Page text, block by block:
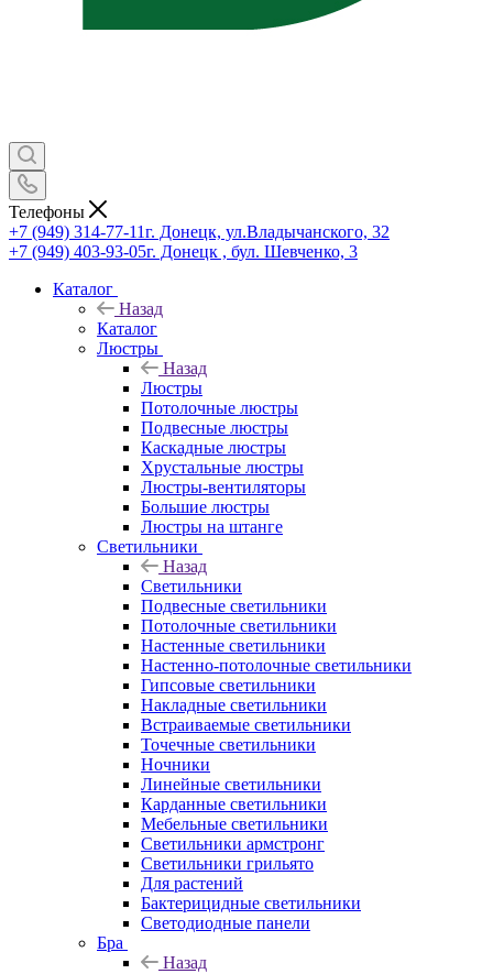
Телефоны
+7 (949) 314-77-11г. Донецк, ул.Владычанского, 32
+7 (949) 403-93-05г. Донецк , бул. Шевченко, 3
Каталог
Назад
Каталог
Люстры
Назад
Люстры
Потолочные люстры
Подвесные люстры
Каскадные люстры
Хрустальные люстры
Люстры-вентиляторы
Большие люстры
Люстры на штанге
Светильники
Назад
Светильники
Подвесные светильники
Потолочные светильники
Настенные светильники
Настенно-потолочные светильники
Гипсовые светильники
Накладные светильники
Встраиваемые светильники
Точечные светильники
Ночники
Линейные светильники
Карданные светильники
Мебельные светильники
Светильники армстронг
Светильники грильято
Для растений
Бактерицидные светильники
Светодиодные панели
Бра
Назад